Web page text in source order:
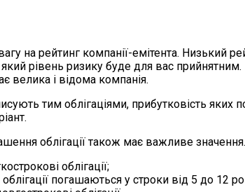
на рейтинг компанії-емітента. Низький
який рівень ризику буде для вас
велика і відома компанія.
тим облігаціями, прибутковість яких
облігації також має важливе
облігації;
погашаються у строки від 5 до 12